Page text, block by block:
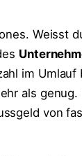
Weisst
im
als genug.
von